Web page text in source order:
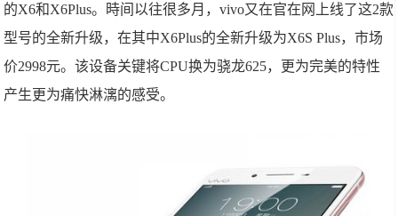
的X6和X6Plus。時间以往很多月，vivo又在官在网上线了这2款
型号的全新升级，在其中X6Plus的全新升级为X6S Plus，市场
价2998元。该设备关键将CPU换为骁龙625，更为完美的特性
产生更为痛快淋漓的感受。